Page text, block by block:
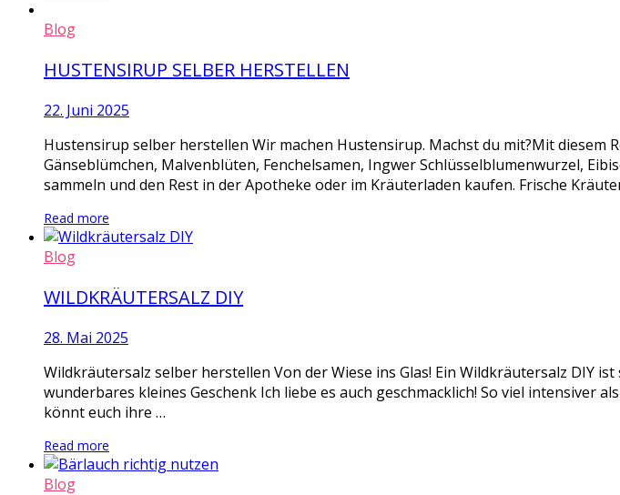
Blog
HUSTENSIRUP SELBER HERSTELLEN
22. Juni 2025
Hustensirup selber herstellen Wir machen Hustensirup. Machst du mit?Mit diesem
Gänseblümchen, Malvenblüten, Fenchelsamen, Ingwer Schlüsselblumenwurzel,
sammeln und den Rest in der Apotheke oder im Kräuterladen kaufen. Frische
Read more
Blog
WILDKRÄUTERSALZ DIY
28. Mai 2025
Wildkräutersalz selber herstellen Von der Wiese ins Glas! Ein Wildkräutersalz DIY
wunderbares kleines Geschenk Ich liebe es auch geschmacklich! So viel intensiver
könnt euch ihre …
Read more
Blog